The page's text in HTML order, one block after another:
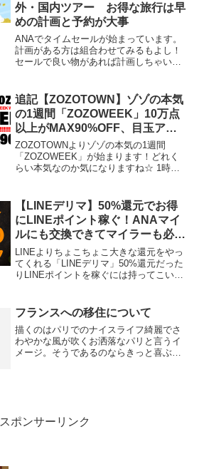
外・国内ツアー お得な旅行は早
めの計画と予約が大事
ANAでタイムセールが始まっています。
計画がある方は組合わせてみるもよし！
セールで良い物があれば計画しちゃいま
追記【ZOZOTOWN】ゾゾの本気
の1週間「ZOZOWEEK」10万点
以上がMAX90%OFF、目玉アイ
テムに豪華クーポン★
ZOZOTOWNよりゾゾの本気の1週間
「ZOZOWEEK」が始まります！どれく
らい本気なのか気になりますね☆ 1時間
のページをブックマークしてお待ちくだ
さいキャンペーン...
【LINEデリマ】50%還元でお得
にLINEポイント稼ぐ！ANAマイ
ルにも交換できてマイラーも必
見！LINEポイントを稼ぐ方法
LINEよりちょこちょこ大きな還元をやっ
てくれる「LINEデリマ」50%還元だった
りLINEポイントを稼ぐには持ってこいな
が今回はゲリラ的な時間が限られている
の取り急...
フランスへの移住について
描くのはパリでのナイスライフ綺麗でさ
わやかな風が吹くお洒落なパリと言うイ
メージ。そうであるのならきっと喜ぶ方
スポンサーリンク